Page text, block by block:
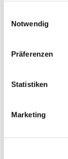
Notwendig
Präferenzen
Statistiken
Marketing
Essenzen KG
Martin Braun-
Weitere